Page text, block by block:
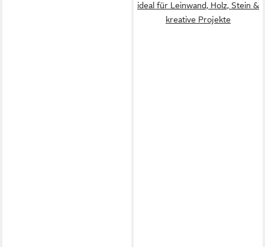
ideal für Leinwand, Holz, Stein &
kreative Projekte